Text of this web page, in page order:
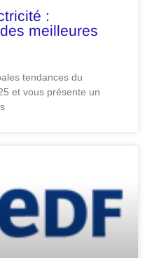
:
meilleures
tendances du
et vous présente un